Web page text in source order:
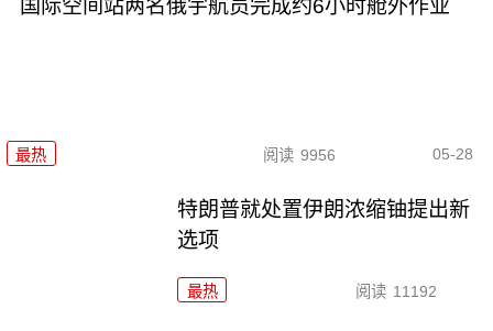
国际空间站两名俄宇航员完成约6小时舱外作业
最热 阅读 9956 05-28
特朗普就处置伊朗浓缩铀提出新
选项
最热 阅读 11192